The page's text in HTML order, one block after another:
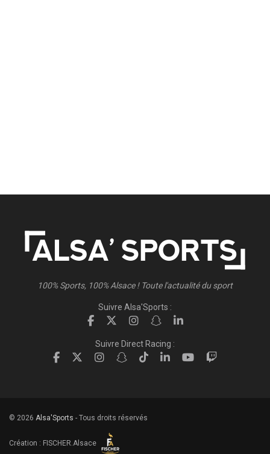
100% Sports, 100% Alsace ! Toute l'actualité du sport
Suivre Alsa'Sports :
Suivre Direct Racing :
© 2026 Alsa'Sports - Tous droits réservés
Création : FISCHER.Alsace